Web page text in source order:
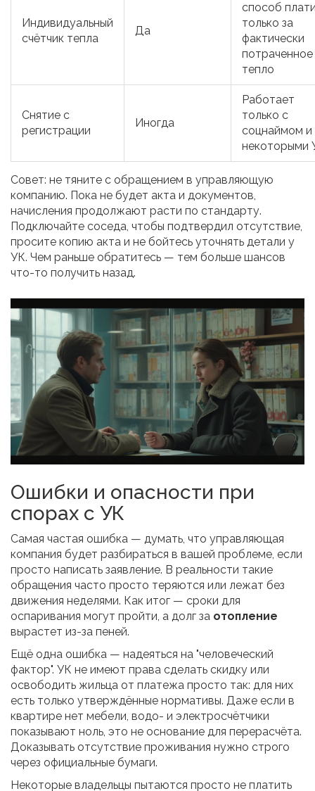
Индивидуальный
счётчик тепла
Да
способ
только за
фактически
потраченное
тепло
Снятие с
регистрации
Иногда
Работает
только с
соцнаймом и
некоторыми
Совет: не тяните с обращением в управляющую
компанию. Пока не будет акта и документов,
начисления продолжают расти по стандарту.
Подключайте соседа, чтобы подтвердил отсутствие,
просите копию акта и не бойтесь уточнять детали у
УК. Чем раньше обратитесь — тем больше шансов
что-то получить назад.
Ошибки и опасности при
спорах с УК
Самая частая ошибка — думать, что управляющая
компания будет разбираться в вашей проблеме, если
просто написать заявление. В реальности такие
обращения часто просто теряются или лежат без
движения неделями. Как итог — сроки для
оспаривания могут пройти, а долг за отопление
вырастет из-за пеней.
Ещё одна ошибка — надеяться на "человеческий
фактор". УК не имеют права сделать скидку или
освободить жильца от платежа просто так: для них
есть только утверждённые нормативы. Даже если в
квартире нет мебели, водо- и электросчётчики
показывают ноль, это не основание для перерасчёта.
Доказывать отсутствие проживания нужно строго
через официальные бумаги.
Некоторые владельцы пытаются просто не платить